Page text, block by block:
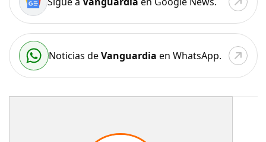
Noticias deVanguardia en WhatsApp.